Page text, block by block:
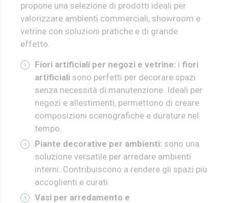
propone una selezione di prodotti ideali per
valorizzare ambienti commerciali, showroom e
vetrine con soluzioni pratiche e di grande
effetto.
Fiori artificiali per negozi e vetrine: i fiori
artificiali sono perfetti per decorare spazi
senza necessità di manutenzione. Ideali per
negozi e allestimenti, permettono di creare
composizioni scenografiche e durature nel
tempo.
Piante decorative per ambienti: sono una
soluzione versatile per arredare ambienti
interni. Contribuiscono a rendere gli spazi più
accoglienti e curati.
Vasi per arredamento e